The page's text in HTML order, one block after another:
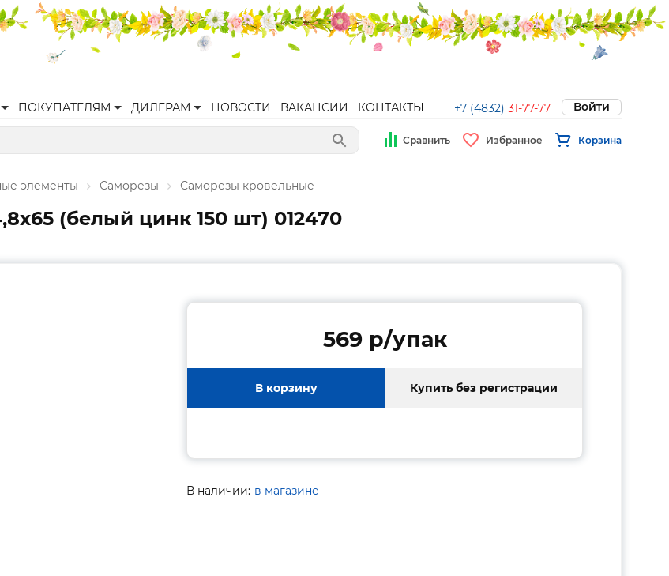
ПОКУПАТЕЛЯМ ДИЛЕРАМ НОВОСТИ ВАКАНСИИ КОНТАКТЫ +7 (4832) 31-77-77 Войти
Сравнить Избранное Корзина
элементы Саморезы Саморезы кровельные
(белый цинк 150 шт) 012470
569 p/упак
В корзину Купить без регистрации
В наличии: в магазине